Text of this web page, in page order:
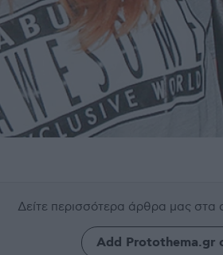
Δείτε περισσότερα άρθρα μας στα
Add Protothema.gr